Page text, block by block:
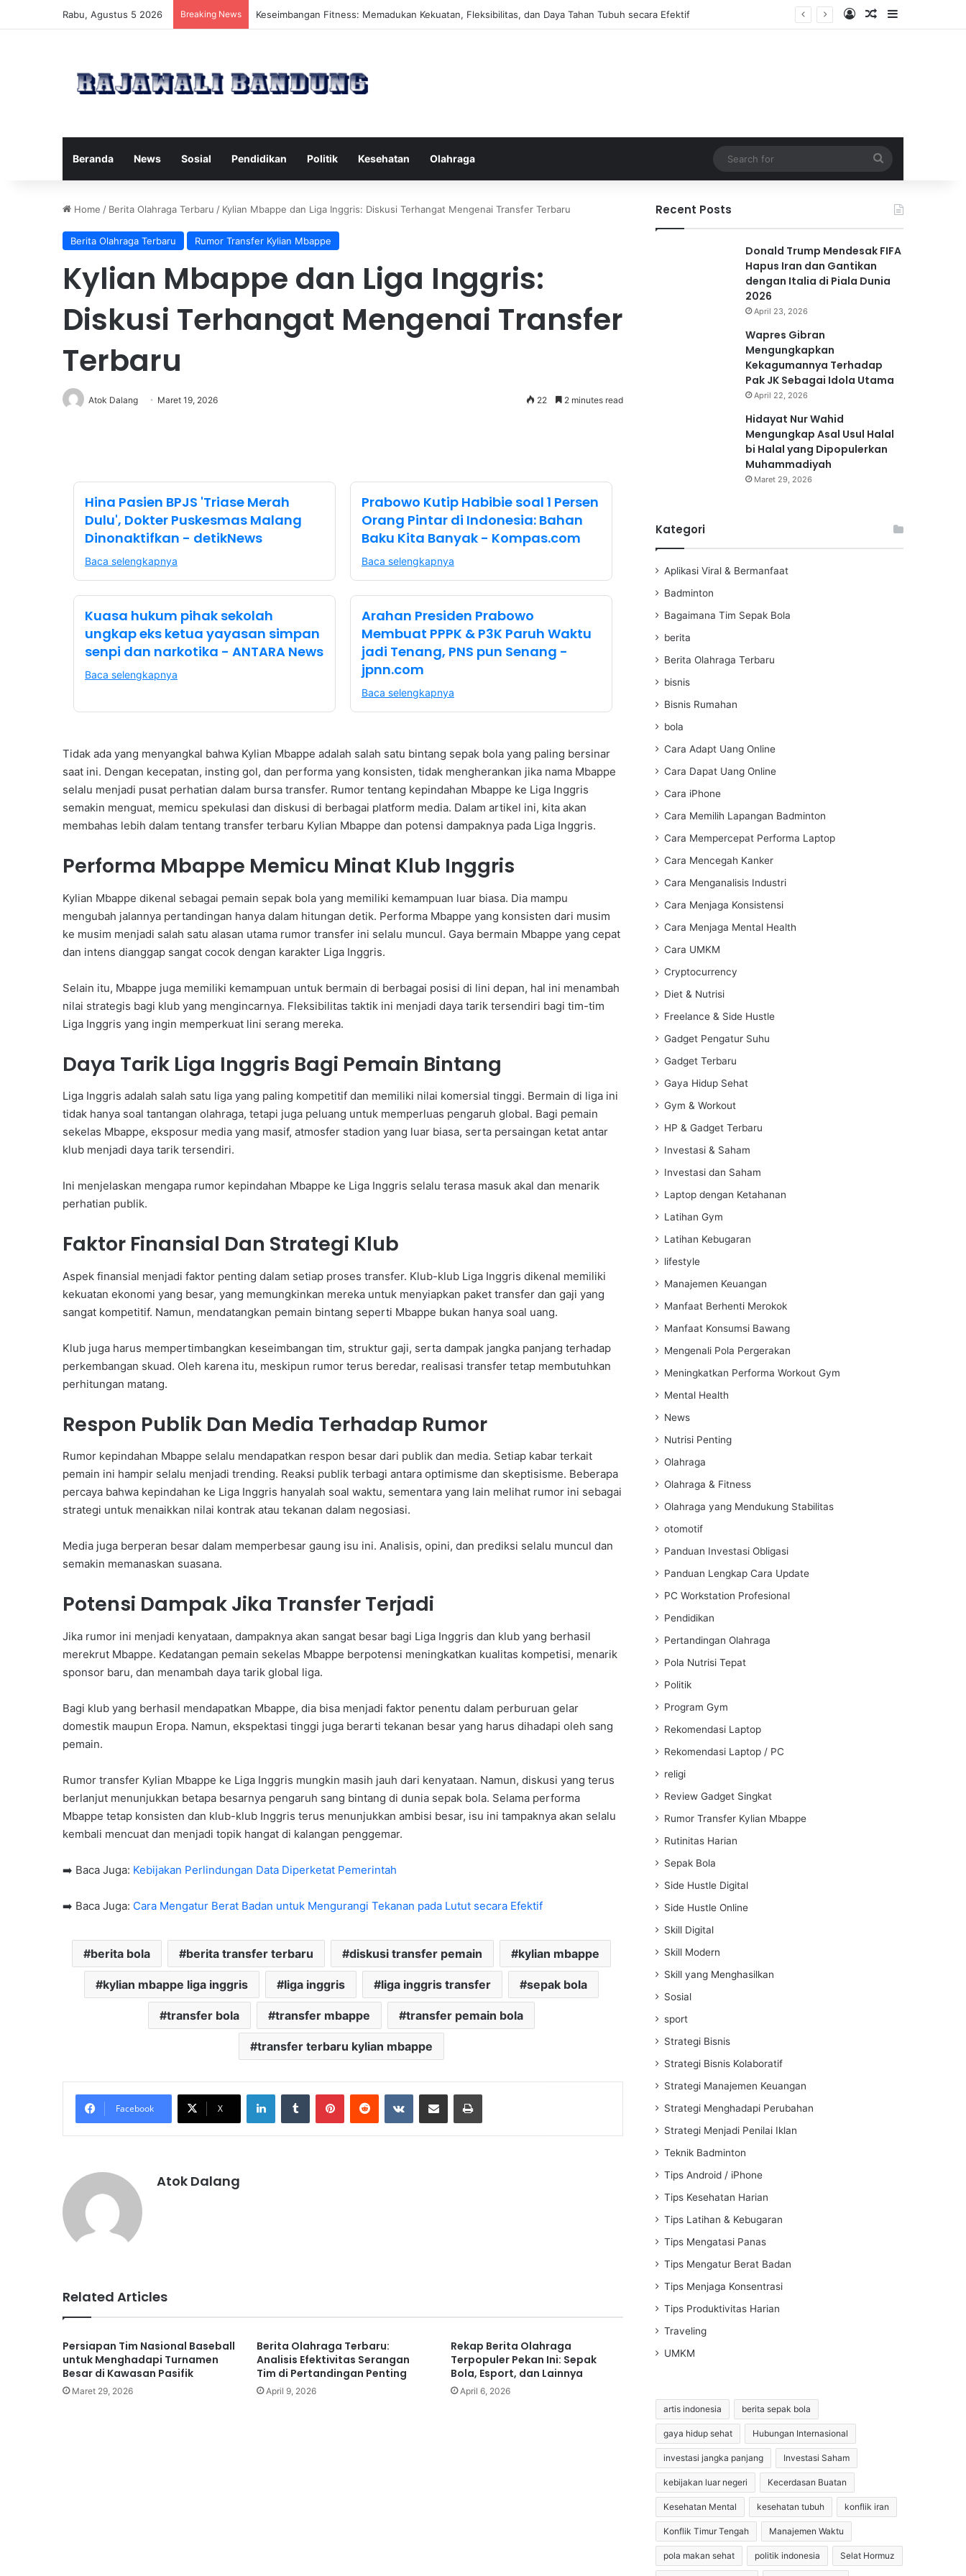
Rabu, Agustus 5 2026 Breaking News Manfaat Pilates Reformer untuk Meningkatkan Kekuatan Otot Inti Secara Efektif Log InRandom Article
Sidebar
Beranda News Sosial Pendidikan Politik Kesehatan Olahraga
for
Home / Berita Olahraga Terbaru / Kylian Mbappe dan Liga Inggris: Diskusi Terhangat Mengenai Transfer Terbaru
Berita Olahraga Terbaru Rumor Transfer Kylian Mbappe
Kylian Mbappe dan Liga Inggris:
Diskusi Terhangat Mengenai Transfer
Terbaru
Atok Dalang Maret 19, 2026 22 2 minutes read
Hina Pasien BPJS 'Triase Merah
Dulu', Dokter Puskesmas Malang
Dinonaktifkan - detikNews
Baca selengkapnya
Prabowo Kutip Habibie soal 1 Persen
Orang Pintar di Indonesia: Bahan
Baku Kita Banyak - Kompas.com
Baca selengkapnya
Kuasa hukum pihak sekolah
ungkap eks ketua yayasan simpan
senpi dan narkotika - ANTARA News
Baca selengkapnya
Arahan Presiden Prabowo
Membuat PPPK & P3K Paruh Waktu
jadi Tenang, PNS pun Senang -
jpnn.com
Baca selengkapnya
Tidak ada yang menyangkal bahwa Kylian Mbappe adalah salah satu bintang sepak bola yang paling bersinar
saat ini. Dengan kecepatan, insting gol, dan performa yang konsisten, tidak mengherankan jika nama Mbappe
selalu menjadi pusat perhatian dalam bursa transfer. Rumor tentang kepindahan Mbappe ke Liga Inggris
semakin menguat, memicu spekulasi dan diskusi di berbagai platform media. Dalam artikel ini, kita akan
membahas lebih dalam tentang transfer terbaru Kylian Mbappe dan potensi dampaknya pada Liga Inggris.
Performa Mbappe Memicu Minat Klub Inggris
Kylian Mbappe dikenal sebagai pemain sepak bola yang memiliki kemampuan luar biasa. Dia mampu
mengubah jalannya pertandingan hanya dalam hitungan detik. Performa Mbappe yang konsisten dari musim
ke musim menjadi salah satu alasan utama rumor transfer ini selalu muncul. Gaya bermain Mbappe yang cepat
dan intens dianggap sangat cocok dengan karakter Liga Inggris.
Selain itu, Mbappe juga memiliki kemampuan untuk bermain di berbagai posisi di lini depan, hal ini menambah
nilai strategis bagi klub yang mengincarnya. Fleksibilitas taktik ini menjadi daya tarik tersendiri bagi tim-tim
Liga Inggris yang ingin memperkuat lini serang mereka.
Daya Tarik Liga Inggris Bagi Pemain Bintang
Liga Inggris adalah salah satu liga yang paling kompetitif dan memiliki nilai komersial tinggi. Bermain di liga ini
tidak hanya soal tantangan olahraga, tetapi juga peluang untuk memperluas pengaruh global. Bagi pemain
sekelas Mbappe, eksposur media yang masif, atmosfer stadion yang luar biasa, serta persaingan ketat antar
klub menjadi daya tarik tersendiri.
Ini menjelaskan mengapa rumor kepindahan Mbappe ke Liga Inggris selalu terasa masuk akal dan menarik
perhatian publik.
Faktor Finansial Dan Strategi Klub
Aspek finansial menjadi faktor penting dalam setiap proses transfer. Klub-klub Liga Inggris dikenal memiliki
kekuatan ekonomi yang besar, yang memungkinkan mereka untuk menyiapkan paket transfer dan gaji yang
sangat kompetitif. Namun, mendatangkan pemain bintang seperti Mbappe bukan hanya soal uang.
Klub juga harus mempertimbangkan keseimbangan tim, struktur gaji, serta dampak jangka panjang terhadap
perkembangan skuad. Oleh karena itu, meskipun rumor terus beredar, realisasi transfer tetap membutuhkan
perhitungan matang.
Respon Publik Dan Media Terhadap Rumor
Rumor kepindahan Mbappe selalu mendapatkan respon besar dari publik dan media. Setiap kabar terkait
pemain ini hampir selalu menjadi trending. Reaksi publik terbagi antara optimisme dan skeptisisme. Beberapa
percaya bahwa kepindahan ke Liga Inggris hanyalah soal waktu, sementara yang lain melihat rumor ini sebagai
strategi untuk menaikkan nilai kontrak atau tekanan dalam negosiasi.
Media juga berperan besar dalam memperbesar gaung isu ini. Analisis, opini, dan prediksi selalu muncul dan
semakin memanaskan suasana.
Potensi Dampak Jika Transfer Terjadi
Jika rumor ini menjadi kenyataan, dampaknya akan sangat besar bagi Liga Inggris dan klub yang berhasil
merekrut Mbappe. Kedatangan pemain sekelas Mbappe berpotensi meningkatkan kualitas kompetisi, menarik
sponsor baru, dan menambah daya tarik global liga.
Bagi klub yang berhasil mendapatkan Mbappe, dia bisa menjadi faktor penentu dalam perburuan gelar
domestik maupun Eropa. Namun, ekspektasi tinggi juga berarti tekanan besar yang harus dihadapi oleh sang
pemain.
Rumor transfer Kylian Mbappe ke Liga Inggris mungkin masih jauh dari kenyataan. Namun, diskusi yang terus
berlanjut menunjukkan betapa besarnya pengaruh sang bintang di dunia sepak bola. Selama performa
Mbappe tetap konsisten dan klub-klub Inggris terus menunjukkan ambisi besar, isu ini tampaknya akan selalu
kembali mencuat dan menjadi topik hangat di kalangan penggemar.
➡️ Baca Juga: Kebijakan Perlindungan Data Diperketat Pemerintah
➡️ Baca Juga: Cara Mengatur Berat Badan untuk Mengurangi Tekanan pada Lutut secara Efektif
berita bola berita transfer terbaru diskusi transfer pemain kylian mbappe
kylian mbappe liga inggris liga inggris liga inggris transfer sepak bola
transfer bola transfer mbappe transfer pemain bola
transfer terbaru kylian mbappe
Facebook X
LinkedInTumblr PinterestReddit VKontakteShare via Email Print
Atok Dalang
Related Articles
Persiapan Tim Nasional Baseball
untuk Menghadapi Turnamen
Besar di Kawasan Pasifik
Maret 29, 2026
Berita Olahraga Terbaru:
Analisis Efektivitas Serangan
Tim di Pertandingan Penting
April 9, 2026
Rekap Berita Olahraga
Terpopuler Pekan Ini: Sepak
Bola, Esport, dan Lainnya
April 6, 2026
Recent Posts
Donald Trump Mendesak FIFA
Hapus Iran dan Gantikan
dengan Italia di Piala Dunia
2026
April 23, 2026
Wapres Gibran
Mengungkapkan
Kekagumannya Terhadap
Pak JK Sebagai Idola Utama
April 22, 2026
Hidayat Nur Wahid
Mengungkap Asal Usul Halal
bi Halal yang Dipopulerkan
Muhammadiyah
Maret 29, 2026
Kategori
Aplikasi Viral & Bermanfaat
Badminton
Bagaimana Tim Sepak Bola
berita
Berita Olahraga Terbaru
bisnis
Bisnis Rumahan
bola
Cara Adapt Uang Online
Cara Dapat Uang Online
Cara iPhone
Cara Memilih Lapangan Badminton
Cara Mempercepat Performa Laptop
Cara Mencegah Kanker
Cara Menganalisis Industri
Cara Menjaga Konsistensi
Cara Menjaga Mental Health
Cara UMKM
Cryptocurrency
Diet & Nutrisi
Freelance & Side Hustle
Gadget Pengatur Suhu
Gadget Terbaru
Gaya Hidup Sehat
Gym & Workout
HP & Gadget Terbaru
Investasi & Saham
Investasi dan Saham
Laptop dengan Ketahanan
Latihan Gym
Latihan Kebugaran
lifestyle
Manajemen Keuangan
Manfaat Berhenti Merokok
Manfaat Konsumsi Bawang
Mengenali Pola Pergerakan
Meningkatkan Performa Workout Gym
Mental Health
News
Nutrisi Penting
Olahraga
Olahraga & Fitness
Olahraga yang Mendukung Stabilitas
otomotif
Panduan Investasi Obligasi
Panduan Lengkap Cara Update
PC Workstation Profesional
Pendidikan
Pertandingan Olahraga
Pola Nutrisi Tepat
Politik
Program Gym
Rekomendasi Laptop
Rekomendasi Laptop / PC
religi
Review Gadget Singkat
Rumor Transfer Kylian Mbappe
Rutinitas Harian
Sepak Bola
Side Hustle Digital
Side Hustle Online
Skill Digital
Skill Modern
Skill yang Menghasilkan
Sosial
sport
Strategi Bisnis
Strategi Bisnis Kolaboratif
Strategi Manajemen Keuangan
Strategi Menghadapi Perubahan
Strategi Menjadi Penilai Iklan
Teknik Badminton
Tips Android / iPhone
Tips Kesehatan Harian
Tips Latihan & Kebugaran
Tips Mengatasi Panas
Tips Mengatur Berat Badan
Tips Menjaga Konsentrasi
Tips Produktivitas Harian
Traveling
UMKM
artis indonesia berita sepak bola
gaya hidup sehat Hubungan Internasional
investasi jangka panjang Investasi Saham
kebijakan luar negeri Kecerdasan Buatan
Kesehatan Mental kesehatan tubuh konflik iran
Konflik Timur Tengah Manajemen Waktu
pola makan sehat politik indonesia Selat Hormuz